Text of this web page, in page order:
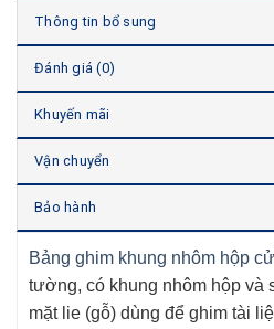
Thông tin bổ sung
Đánh giá (0)
Khuyến mãi
Vận chuyển
Bảo hành
Bảng ghim khung nhôm hộp
tường, có khung nhôm hộp và
mặt lie (gỗ) dùng để ghim tài